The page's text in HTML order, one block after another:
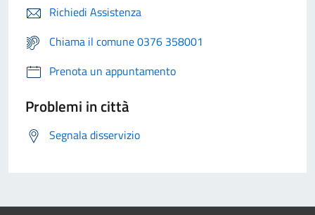
Richiedi Assistenza
Chiama il comune 0376 358001
Prenota un appuntamento
Problemi in città
Segnala disservizio